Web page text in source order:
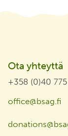
Ota yhteyttä
+358 (0)40
office@bsag.fi